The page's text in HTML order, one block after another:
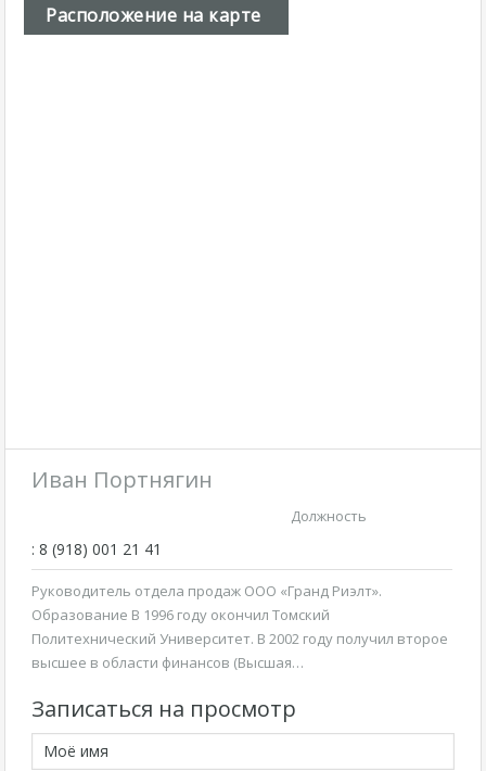
Расположение на карте
Иван Портнягин
: 8 (918) 001 21 41
Должность
Руководитель отдела продаж ООО «Гранд Риэлт».
Образование В 1996 году окончил Томский
Политехнический Университет. В 2002 году получил второе
высшее в области финансов (Высшая…
Записаться на просмотр